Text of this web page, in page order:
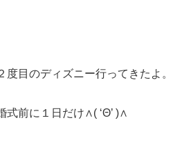
度目のディズニー行ってきたよ。
式前に１日だけ∧( ‘Θ’ )∧